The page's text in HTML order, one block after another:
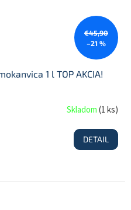
€45,90
–21 %
1 l TOP AKCIA!
Skladom(1 ks)
DETAIL